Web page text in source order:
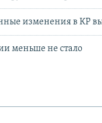
изменения в КР
меньше не стало